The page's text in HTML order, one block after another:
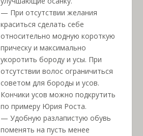
— При отсутствии желания
краситься сделать себе
относительно модную короткую
прическу и максимально
укоротить бороду и усы. При
отсутствии волос ограничиться
советом для бороды и усов.
Кончики усов можно подкрутить
по примеру Юрия Роста.
— Удобную разлапистую обувь
поменять на пусть менее